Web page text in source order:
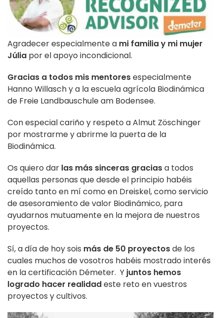
Agradecer especialmente a mi familia y mi mujer
Júlia por el apoyo incondicional.
Gracias a todos mis mentoresespecialmente
Hanno Willasch y a la escuela agrícola Biodinámica
de Freie Landbauschule am Bodensee.
Con especial cariño y respeto a Almut Zöschinger
por mostrarme y abrirme la puerta de la
Biodinámica.
Os quiero dar las más sinceras graciasa todos
aquellas personas que desde el principio habéis
creído tanto en mí como en Dreiskel, como servicio
de asesoramiento de valor Biodinámico, para
ayudarnos mutuamente en la mejora de nuestros
proyectos.
Sí, a día de hoy sois más de 50 proyectosde los
cuales muchos de vosotros habéis mostrado interés
en la certificación Démeter. Y juntos hemos
logrado hacer realidadeste reto en vuestros
proyectos y cultivos.